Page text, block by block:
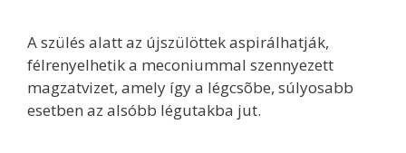
A szülés alatt az újszülöttek aspirálhatják,
félrenyelhetik a meconiummal szennyezett
magzatvizet, amely így a légcsõbe, súlyosabb
esetben az alsóbb légutakba jut.